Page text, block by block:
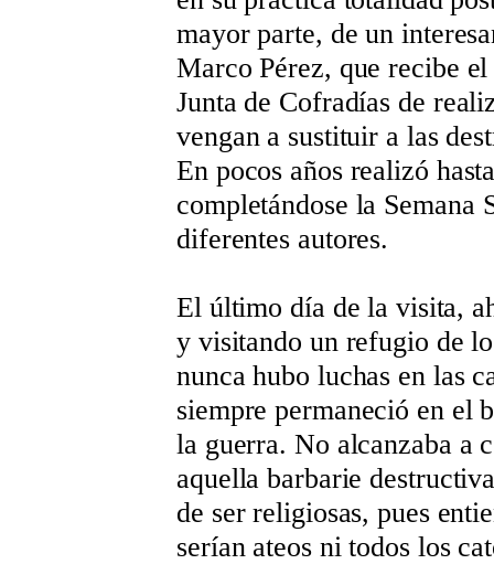
mayor parte, de un
Marco Pérez, que recibe
Junta de Cofradías de
vengan a sustituir a las
En pocos años realizó
completándose la Semana
diferentes autores.
El último día de la visita,
y visitando un refugio de
nunca hubo luchas en las
siempre permaneció en el
la guerra. No alcanzaba a
aquella barbarie
de ser religiosas, pues
serían ateos ni todos los